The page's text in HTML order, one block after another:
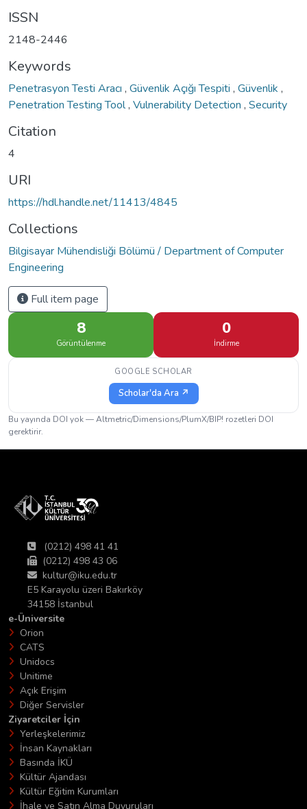
ISSN
2148-2446
Keywords
Penetrasyon Testi Aracı , Güvenlik Açığı Tespiti , Güvenlik ,
Penetration Testing Tool, Vulnerability Detection , Security
Citation
4
URI
https://hdl.handle.net/11413/4845
Collections
Bilgisayar Mühendisliği Bölümü / Department of Computer
Engineering
Full item page
8
Görüntülenme
0
İndirme
GOOGLE SCHOLAR
Scholar'da Ara ↗
Bu yayında DOI yok — Altmetric/Dimensions/PlumX/BIP! rozetleri DOI
gerektirir.
(0212) 498 41 41
(0212) 498 43 06
kultur@iku.edu.tr
E5 Karayolu üzeri Bakırköy
34158 İstanbul
e-Üniversite
Orion
CATS
Unidocs
Unitime
Açık Erişim
Diğer Servisler
Ziyaretciler İçin
Yerleşkelerimiz
İnsan Kaynakları
Basında İKÜ
Kültür Ajandası
Kültür Eğitim Kurumları
İhale ve Satın Alma Duyuruları